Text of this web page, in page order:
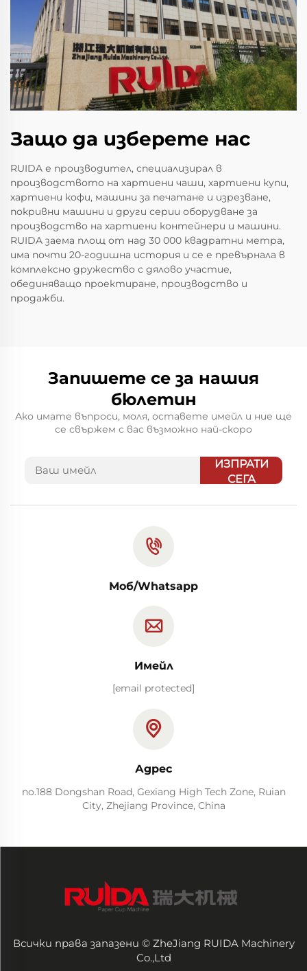
Защо да изберете нас
RUIDA е производител, специализирал в
производството на хартиени чаши, хартиени купи,
хартиени кофи, машини за печатане и изрезване,
покривни машини и други серии оборудване за
производство на хартиени контейнери и машини.
RUIDA заема площ от над 30 000 квадратни метра,
има почти 20-годишна история и се е превърнала в
комплексно дружество с дялово участие,
обединяващо проектиране, производство и
продажби.
Запишете се за нашия
бюлетин
Ако имате въпроси, моля, оставете имейл и ние ще
се свържем с вас възможно най-скоро
ИЗПРАТИ
СЕГА
Моб/Whatsapp
Имейл
[email protected]
Адрес
no.188 Dongshan Road, Gexiang High Tech Zone, Ruian
City, Zhejiang Province, China
Всички права запазени © ZheJiang RUIDA Machinery
Co.,Ltd